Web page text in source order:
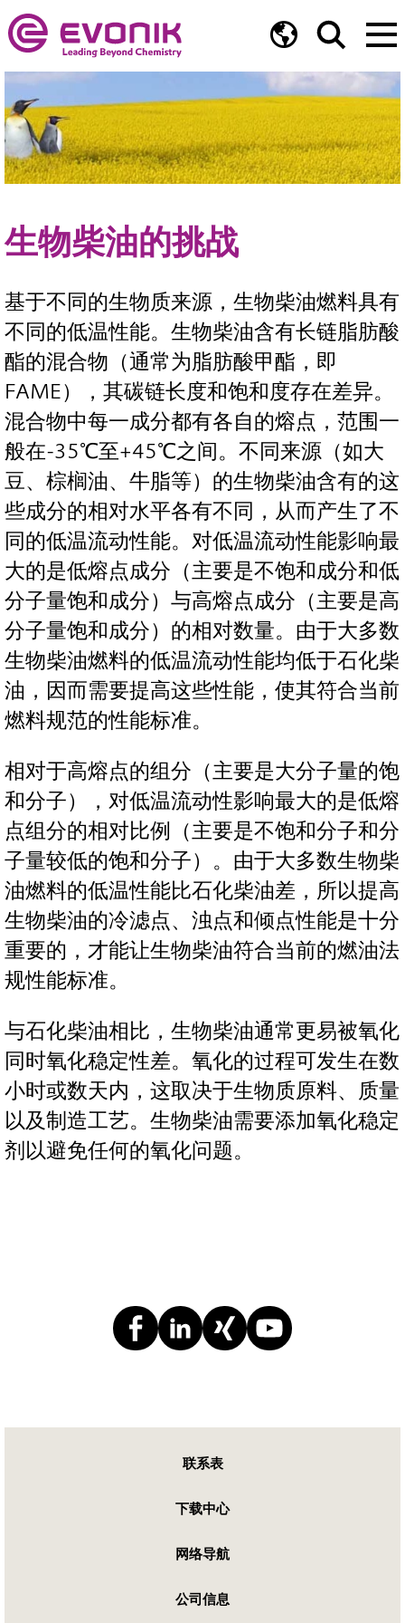
生物柴油的挑战
基于不同的生物质来源，生物柴油燃料具有
不同的低温性能。生物柴油含有长链脂肪酸
酯的混合物（通常为脂肪酸甲酯，即
FAME），其碳链长度和饱和度存在差异。
混合物中每一成分都有各自的熔点，范围一
般在-35℃至+45℃之间。不同来源（如大
豆、棕榈油、牛脂等）的生物柴油含有的这
些成分的相对水平各有不同，从而产生了不
同的低温流动性能。对低温流动性能影响最
大的是低熔点成分（主要是不饱和成分和低
分子量饱和成分）与高熔点成分（主要是高
分子量饱和成分）的相对数量。由于大多数
生物柴油燃料的低温流动性能均低于石化柴
油，因而需要提高这些性能，使其符合当前
燃料规范的性能标准。
相对于高熔点的组分（主要是大分子量的饱
和分子），对低温流动性影响最大的是低熔
点组分的相对比例（主要是不饱和分子和分
子量较低的饱和分子）。由于大多数生物柴
油燃料的低温性能比石化柴油差，所以提高
生物柴油的冷滤点、浊点和倾点性能是十分
重要的，才能让生物柴油符合当前的燃油法
规性能标准。
与石化柴油相比，生物柴油通常更易被氧化
同时氧化稳定性差。氧化的过程可发生在数
小时或数天内，这取决于生物质原料、质量
以及制造工艺。生物柴油需要添加氧化稳定
剂以避免任何的氧化问题。
联系表
下载中心
网络导航
公司信息